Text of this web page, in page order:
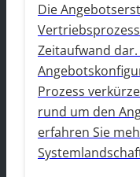
Die
Zeitaufwand
Prozess
rund um den
erfahren Sie